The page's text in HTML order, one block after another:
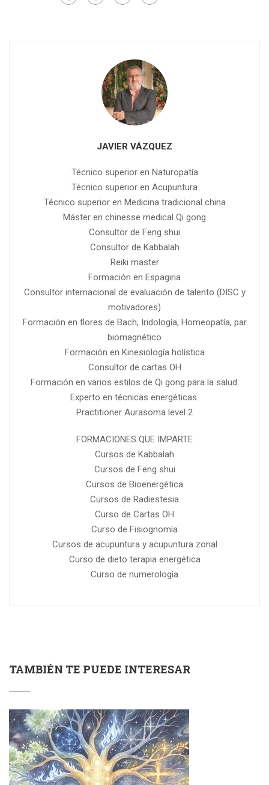
JAVIER VÁZQUEZ
Técnico superior en Naturopatía
Técnico superior en Acupuntura
Técnico superior en Medicina tradicional china
Máster en chinesse medical Qi gong
Consultor de Feng shui
Consultor de Kabbalah
Reiki master
Formación en Espagiria
Consultor internacional de evaluación de talento (DISC y
motivadores)
Formación en flores de Bach, Iridología, Homeopatía, par
biomagnético
Formación en Kinesiología holística
Consultor de cartas OH
Formación en varios estilos de Qi gong para la salud.
Experto en técnicas energéticas.
Practitioner Aurasoma level 2
FORMACIONES QUE IMPARTE
Cursos de Kabbalah
Cursos de Feng shui
Cursos de Bioenergética
Cursos de Radiestesia
Curso de Cartas OH
Curso de Fisiognomía
Cursos de acupuntura y acupuntura zonal
Curso de dieto terapia energética
Curso de numerología
TAMBIÉN TE PUEDE INTERESAR